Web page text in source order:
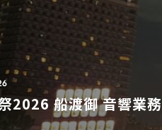
2026 船渡御 音響業務